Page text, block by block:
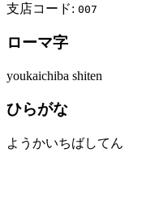
支店コード: 007
ローマ字
youkaichiba shiten
ひらがな
ようかいちばしてん